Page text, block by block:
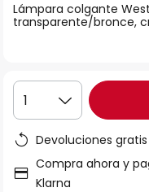
galería
de
Lámpara colgante
transparente/bronce,
1
Devoluciones
Compra ahora y
Klarna